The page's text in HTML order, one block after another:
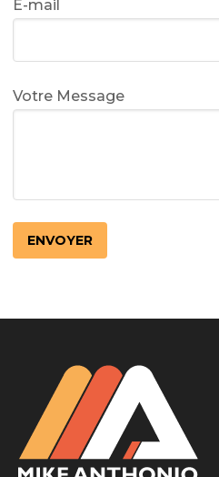
E-mail
Votre Message
LotoMart
Бай Лото
escort barcelone
https://intimaties.net/es/
used-panties-es/
eros houston
albanianescort